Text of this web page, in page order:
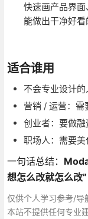
快速画产品界
能做出干净好看
适合谁用
不会专业设计
营销 / 运营：需
创业者：要做融
职场人：需要
一句话总结：
想怎么改就怎么改”
仅供个人学习参考/导
本站不提供任何专业